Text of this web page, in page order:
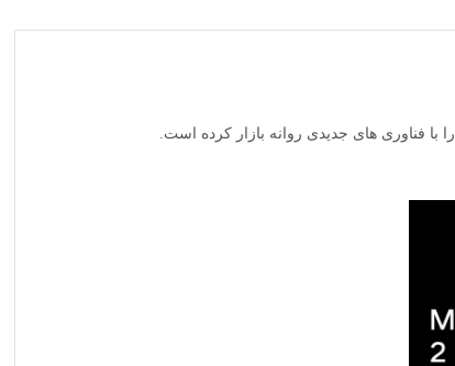
را با فناوری های جدیدی روانه بازار کرده است.